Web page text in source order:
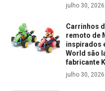
julho 30, 2026
Carrinhos
remoto de
inspirados
World são
fabricante
julho 30, 2026